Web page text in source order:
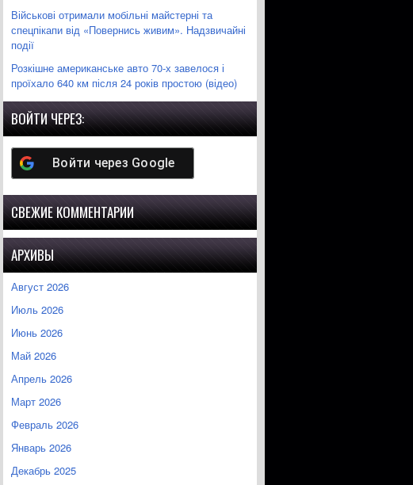
Військові отримали мобільні майстерні та
спецпікапи від «Повернись живим». Надзвичайні
події
Розкішне американське авто 70-х завелося і
проїхало 640 км після 24 років простою (відео)
ВОЙТИ ЧЕРЕЗ:
Войти через Google
СВЕЖИЕ КОММЕНТАРИИ
АРХИВЫ
Август 2026
Июль 2026
Июнь 2026
Май 2026
Апрель 2026
Март 2026
Февраль 2026
Январь 2026
Декабрь 2025